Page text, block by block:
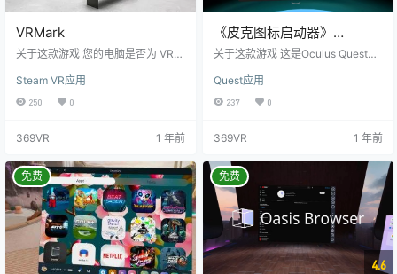
VRMark
关于这款游戏 您的电脑是否为 VR
实境基准评测了解详情。 看看您的
电脑是否满足 HTC Vive 和 Oculus
Rift 的性能要求。 使用三个 VR 性能
细的结果和硬件监控图表 在 VR 或
场景。 先试后买 VR 游戏的性能要
求远高于典型的电脑游戏。所以，
在您购买 HTC Vive 或 Oc…
Steam VR应用
250 0
369VR 1 年前
《皮克图标启动器》
PiLauncher
关于这款游戏 这是Oculus Quest的
商店、SideQuest应用程序和游戏。
多功能VR破解游戏安装后显示未知
来源的所有内容，所有内容都是英
的，因此您可以安装此图标启动器
直接单击开始，安装后在第一个未
知来源，只需打开即可。 特色： 所
有应用集中在一个地方 PICO操作系
统设计 侧载工具（PicoZen…
Quest应用
237 0
369VR 1 年前
免费 免费
4.6